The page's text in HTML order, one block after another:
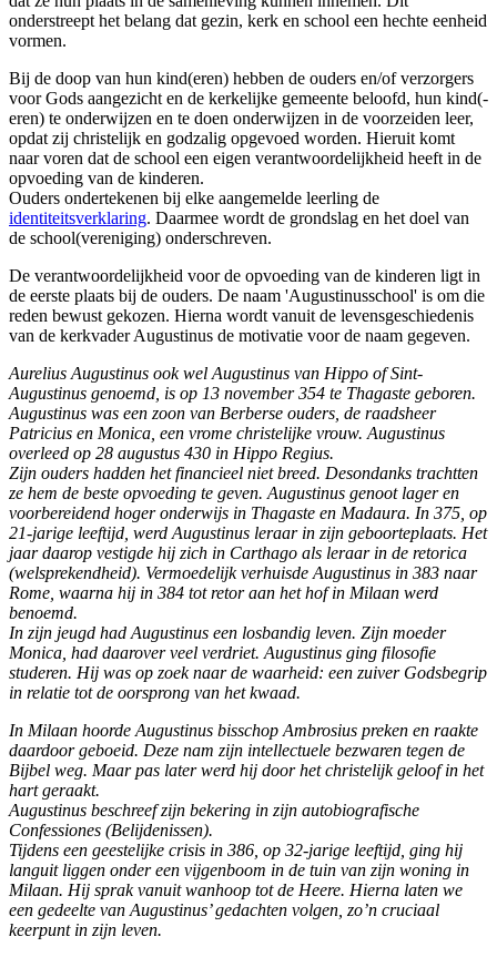
onderstreept het belang dat gezin, kerk en school een hechte eenheid
vormen.
Bij de doop van hun kind(eren) hebben de ouders en/of verzorgers
voor Gods aangezicht en de kerkelijke gemeente beloofd, hun kind(-
eren) te onderwijzen en te doen onderwijzen in de voorzeiden leer,
opdat zij christelijk en godzalig opgevoed worden. Hieruit komt
naar voren dat de school een eigen verantwoordelijkheid heeft in de
opvoeding van de kinderen.
Ouders ondertekenen bij elke aangemelde leerling de
identiteitsverklaring. Daarmee wordt de grondslag en het doel van
de school(vereniging) onderschreven.
De verantwoordelijkheid voor de opvoeding van de kinderen ligt in
de eerste plaats bij de ouders. De naam 'Augustinusschool' is om die
reden bewust gekozen. Hierna wordt vanuit de levensgeschiedenis
van de kerkvader Augustinus de motivatie voor de naam gegeven.
Aurelius Augustinus ook wel Augustinus van Hippo of Sint-
Augustinus genoemd, is op 13 november 354 te Thagaste geboren.
Augustinus was een zoon van Berberse ouders, de raadsheer
Patricius en Monica, een vrome christelijke vrouw. Augustinus
overleed op 28 augustus 430 in Hippo Regius.
Zijn ouders hadden het financieel niet breed. Desondanks trachtten
ze hem de beste opvoeding te geven. Augustinus genoot lager en
voorbereidend hoger onderwijs in Thagaste en Madaura. In 375, op
21-jarige leeftijd, werd Augustinus leraar in zijn geboorteplaats. Het
jaar daarop vestigde hij zich in Carthago als leraar in de retorica
(welsprekendheid). Vermoedelijk verhuisde Augustinus in 383 naar
Rome, waarna hij in 384 tot retor aan het hof in Milaan werd
benoemd.
In zijn jeugd had Augustinus een losbandig leven. Zijn moeder
Monica, had daarover veel verdriet. Augustinus ging filosofie
studeren. Hij was op zoek naar de waarheid: een zuiver Godsbegrip
in relatie tot de oorsprong van het kwaad.
In Milaan hoorde Augustinus bisschop Ambrosius preken en raakte
daardoor geboeid. Deze nam zijn intellectuele bezwaren tegen de
Bijbel weg. Maar pas later werd hij door het christelijk geloof in het
hart geraakt.
Augustinus beschreef zijn bekering in zijn autobiografische
Confessiones (Belijdenissen).
Tijdens een geestelijke crisis in 386, op 32-jarige leeftijd, ging hij
languit liggen onder een vijgenboom in de tuin van zijn woning in
Milaan. Hij sprak vanuit wanhoop tot de Heere. Hierna laten we
een gedeelte van Augustinus’ gedachten volgen, zo’n cruciaal
keerpunt in zijn leven.